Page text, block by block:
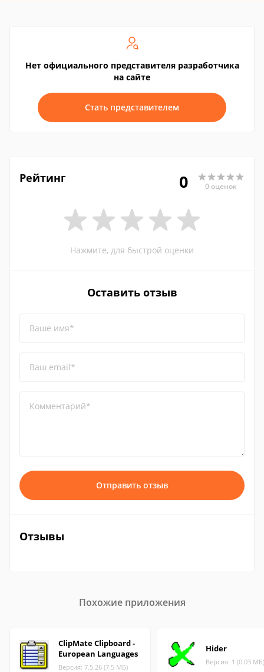
Нет официального представителя разработчика
на сайте
Стать представителем
Рейтинг 0 0 оценок
Нажмите, для быстрой оценки
Оставить отзыв
Ваше имя*
Ваш email*
Комментарий*
Отправить отзыв
Отзывы
Похожие приложения
ClipMate Clipboard -
European Languages
Версия: 7.5.26 (7.5 МБ)
Hider
Версия: 1 (0.03 МБ)